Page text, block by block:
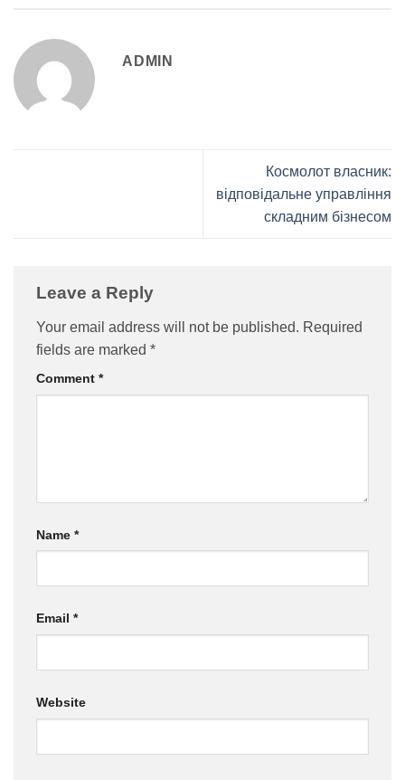
ADMIN
Космолот власник:
відповідальне управління
складним бізнесом
Leave a Reply
Your email address will not be published. Required
fields are marked *
Comment *
Name *
Email *
Website